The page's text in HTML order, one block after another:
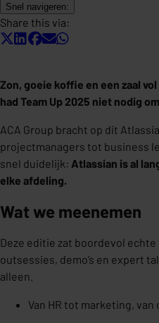
Snel navigeren:
Share this via:
Zon, goeie koffie en een zaal
had Team Up 2025 niet nodig
ACA Group bracht op dit
projectmanagers tot business
snel duidelijk: Atlassian is al
elke afdeling.
Wat we meenemen
Deze editie zat boordevol
outsessies, demo’s en expert
alleen.
Van HR tot marketing,